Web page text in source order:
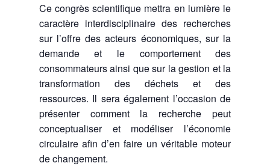
Ce congrès scientifique mettra en lumière le
caractère interdisciplinaire des recherches
sur l’offre des acteurs économiques, sur la
demande et le comportement des
consommateurs ainsi que sur la gestion et la
transformation des déchets et des
ressources. Il sera également l’occasion de
présenter comment la recherche peut
conceptualiser et modéliser l’économie
circulaire afin d’en faire un véritable moteur
de changement.